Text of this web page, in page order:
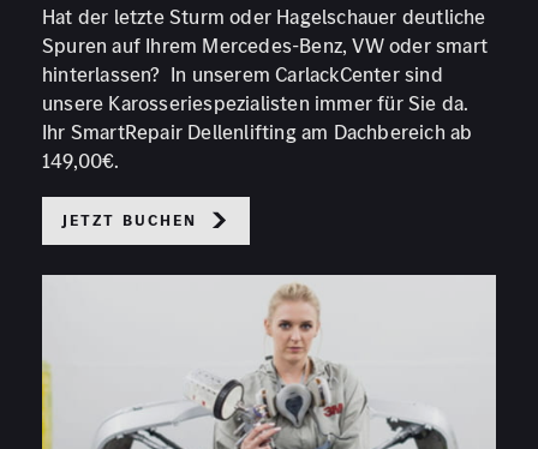
Hat der letzte Sturm oder Hagelschauer deutliche
Spuren auf Ihrem Mercedes-Benz, VW oder smart
hinterlassen? In unserem CarlackCenter sind
unsere Karosseriespezialisten immer für Sie da.
Ihr SmartRepair Dellenlifting am Dachbereich ab
149,00€.
Jetzt buchen